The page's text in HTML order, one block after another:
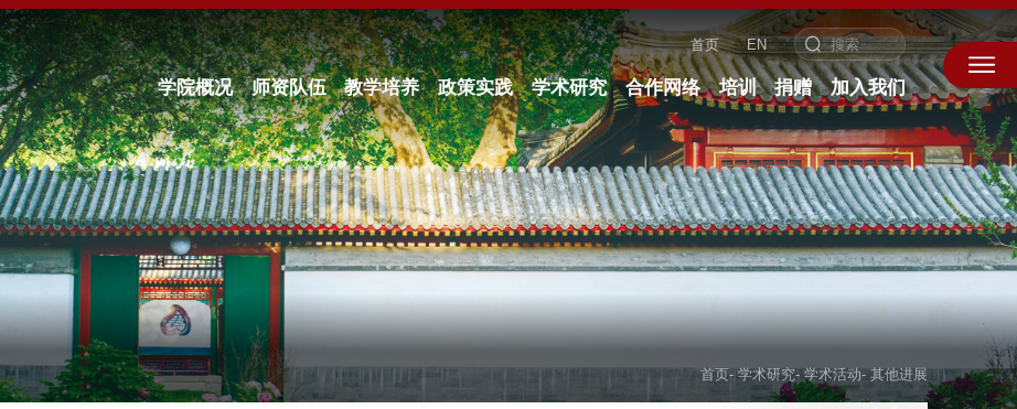
首页 EN
学院概况 师资队伍 教学培养 政策实践 学术研究 合作网络 培训 捐赠 加入我们
首页- 学术研究- 学术活动- 其他进展